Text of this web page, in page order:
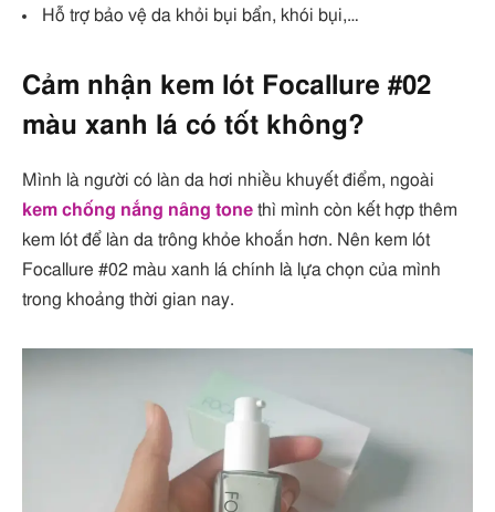
Hỗ trợ bảo vệ da khỏi bụi bẩn, khói bụi,…
Cảm nhận kem lót Focallure #02
màu xanh lá có tốt không?
Mình là người có làn da hơi nhiều khuyết điểm, ngoài
kem chống nắng nâng tone thì mình còn kết hợp thêm
kem lót để làn da trông khỏe khoắn hơn. Nên kem lót
Focallure #02 màu xanh lá chính là lựa chọn của mình
trong khoảng thời gian nay.